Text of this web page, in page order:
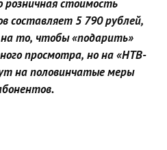
стоимость
составляет 5 790 рублей,
то, чтобы «подарить»
просмотра, но на «НТВ-
на половинчатые меры